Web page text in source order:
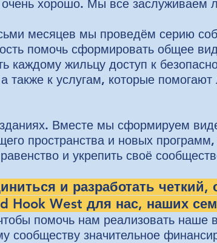
хорошо. Мы все заслуживаем
месяцев мы проведём серию
помочь сформировать общее
каждому жильцу доступ к
также к услугам, которые
Вместе мы сформируем
пространства и новых
и укрепить своё
и разработать
Hook West для нас, наших
помочь нам реализовать наше
сообществу значительное